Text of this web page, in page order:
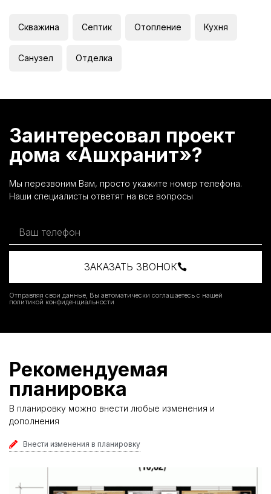
Скважина Септик Отопление Кухня
Санузел Отделка
Заинтересовал проект
дома «Ашхранит»?
Мы перезвоним Вам, просто укажите номер телефона.
Наши специалисты ответят на все вопросы
ЗАКАЗАТЬ ЗВОНОК
Отправляя свои данные, Вы автоматически соглашаетесь с нашей
политикой конфиденциальности
Рекомендуемая
планировка
В планировку можно внести любые изменения и
дополнения
Внести изменения в планировку